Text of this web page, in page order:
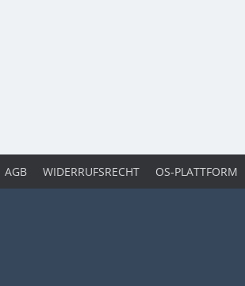
AGB WIDERRUFSRECHT OS-PLATTFORM